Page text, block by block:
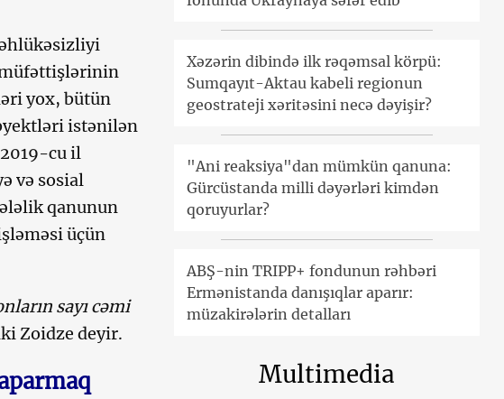
müfəttişlərinin
yox, bütün
istənilən
cu il
və sosial
qanunun
üçün
sayı cəmi
Zoidze deyir.
Xəzərin dibində ilk rəqəmsal körpü:
Sumqayıt-Aktau kabeli regionun
geostrateji xəritəsini necə dəyişir?
"Ani reaksiya"dan mümkün qanuna:
Gürcüstanda milli dəyərləri kimdən
qoruyurlar?
ABŞ-nin TRIPP+ fondunun rəhbəri
Ermənistanda danışıqlar aparır:
müzakirələrin detalları
Multimedia